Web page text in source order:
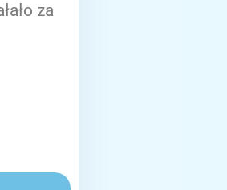
za